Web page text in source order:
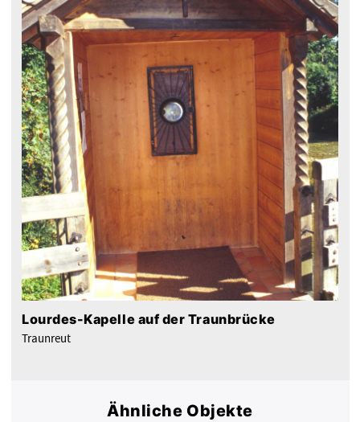
Lourdes-Kapelle auf der Traunbrücke
Traunreut
Ähnliche Objekte